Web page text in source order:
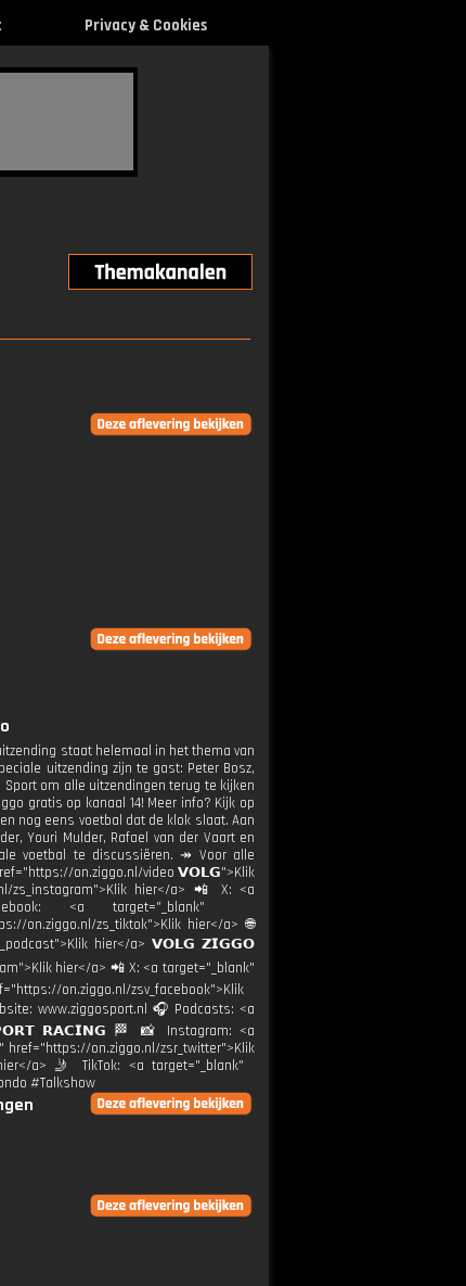
Privacy & Cookies
staat helemaal in het thema van
uitzending zijn te gast: Peter Bosz,
Sport om alle uitzendingen terug te kijken
gratis op kanaal 14! Meer info? Kijk op
nog eens voetbal dat de klok slaat. Aan
Youri Mulder, Rafael van der Vaart en
voetbal te discussiëren. ↠ Voor alle
on.ziggo.nl/video 𝗩𝗢𝗟𝗚">Klik
hier</a> 📲 X: <a
<a target="_blank"
on.ziggo.nl/zs_tiktok">Klik hier</a> 🌐
hier</a> 𝗩𝗢𝗟𝗚 𝗭𝗜𝗚𝗚𝗢
hier</a> 📲 X: <a target="_blank"
on.ziggo.nl/zsv_facebook">Klik
www.ziggosport.nl 🎧 Podcasts: <a
𝗦𝗣𝗢𝗥𝗧 𝗥𝗔𝗖𝗜𝗡𝗚 🏁 📸 Instagram: <a
on.ziggo.nl/zsr_twitter">Klik
a> 🤳 TikTok: <a target="_blank"
#Talkshow